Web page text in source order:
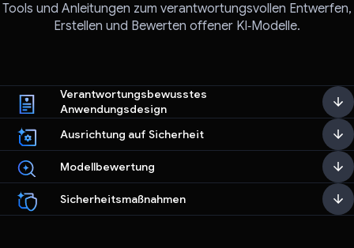
Tools und Anleitungen zum verantwortungsvollen Entwerfen,
Erstellen und Bewerten offener KI‑Modelle.
Verantwortungsbewusstes
Anwendungsdesign
Ausrichtung auf Sicherheit
Modellbewertung
Sicherheitsmaßnahmen